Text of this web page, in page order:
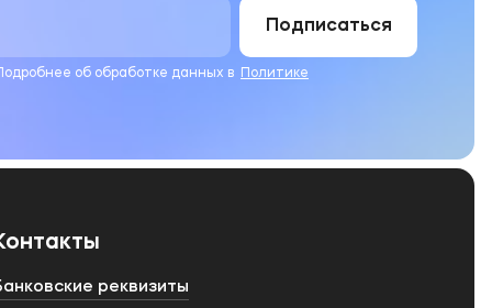
Подписаться
об обработке данных в Политике
реквизиты